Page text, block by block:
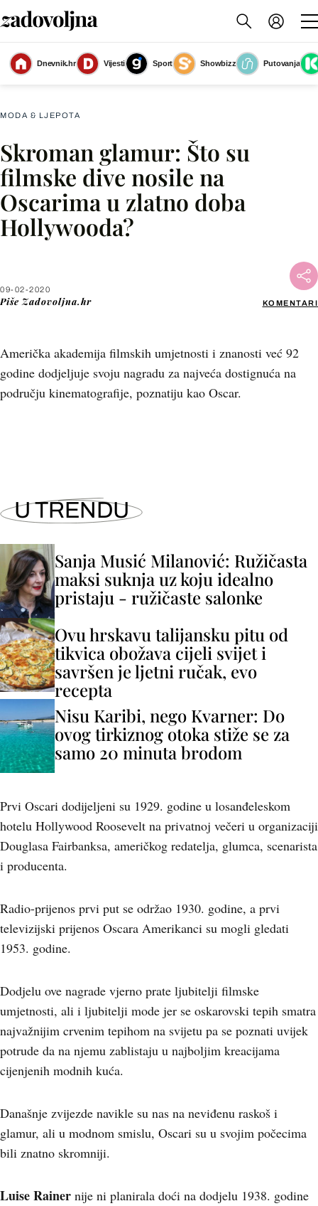
Dnevnik.hr Vijesti Sport Showbizz
Putovanja
Slika nije dostupna
MODA & LJEPOTA
Skroman glamur: Što su
filmske dive nosile na
Oscarima u zlatno doba
Hollywooda?
09-02-2020
Piše Zadovoljna.hr KOMENTARI
Američka akademija filmskih umjetnosti i znanosti već 92
godine dodjeljuje svoju nagradu za najveća dostignuća na
području kinematografije, poznatiju kao Oscar.
Facebook
X
U TRENDU
Sanja Musić Milanović: Ružičasta
maksi suknja uz koju idealno
pristaju - ružičaste salonke
Ovu hrskavu talijansku pitu od
tikvica obožava cijeli svijet i
savršen je ljetni ručak, evo
recepta
Nisu Karibi, nego Kvarner: Do
ovog tirkiznog otoka stiže se za
samo 20 minuta brodom
Prvi Oscari dodijeljeni su 1929. godine u losanđeleskom
hotelu Hollywood Roosevelt na privatnoj večeri u organizaciji
Douglasa Fairbanksa, američkog redatelja, glumca, scenarista
i producenta.
Radio-prijenos prvi put se održao 1930. godine, a prvi
televizijski prijenos Oscara Amerikanci su mogli gledati
1953. godine.
Dodjelu ove nagrade vjerno prate ljubitelji filmske
umjetnosti, ali i ljubitelji mode jer se oskarovski tepih smatra
najvažnijim crvenim tepihom na svijetu pa se poznati uvijek
potrude da na njemu zablistaju u najboljim kreacijama
cijenjenih modnih kuća.
Današnje zvijezde navikle su nas na neviđenu raskoš i
glamur, ali u modnom smislu, Oscari su u svojim počecima
bili znatno skromniji.
Luise Rainer nije ni planirala doći na dodjelu 1938. godine